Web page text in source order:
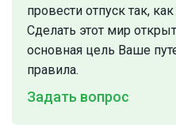
провести отпуск так,
Сделать этот мир
основная цель Ваше
правила.
Задать вопрос